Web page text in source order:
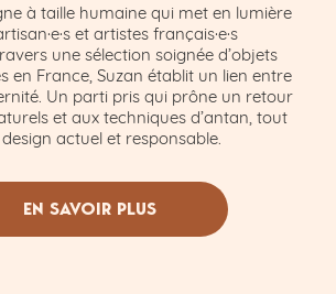
à taille humaine qui met en lumière
et artistes français·e·s
une sélection soignée d’objets
en France, Suzan établit un lien entre
Un parti pris qui prône un retour
et aux techniques d’antan, tout
actuel et responsable.
EN SAVOIR PLUS